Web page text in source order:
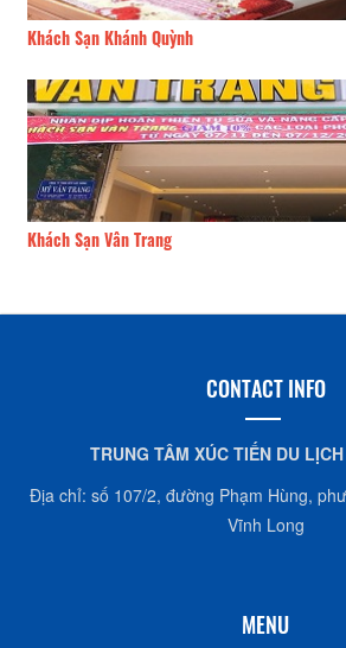
Khách Sạn Khánh Quỳnh
Khách Sạn Vân Trang
CONTACT INFO
TRUNG TÂM XÚC TIẾN DU
Địa chỉ: số 107/2, đường Phạm Hùng,
Vĩnh Long
MENU